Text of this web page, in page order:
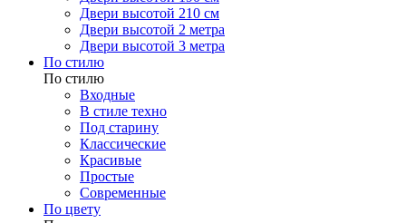
Двери высотой 210 см
Двери высотой 2 метра
Двери высотой 3 метра
По стилю
По стилю
Входные
В стиле техно
Под старину
Классические
Красивые
Простые
Современные
По цвету